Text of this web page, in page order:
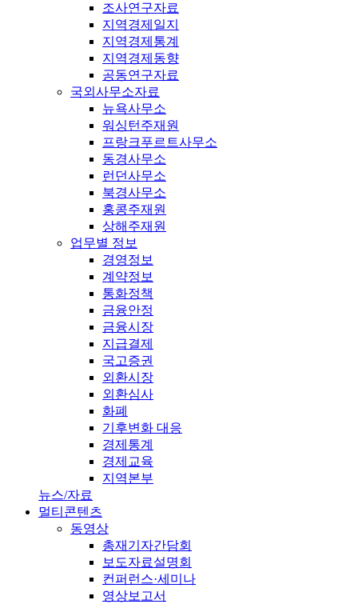
조사연구자료
지역경제일지
지역경제통계
지역경제동향
공동연구자료
국외사무소자료
뉴욕사무소
워싱턴주재원
프랑크푸르트사무소
동경사무소
런던사무소
북경사무소
홍콩주재원
상해주재원
업무별 정보
경영정보
계약정보
통화정책
금융안정
금융시장
지급결제
국고증권
외환시장
외환심사
화폐
기후변화 대응
경제통계
경제교육
지역본부
뉴스/자료
멀티콘텐츠
동영상
총재기자간담회
보도자료설명회
컨퍼런스·세미나
영상보고서